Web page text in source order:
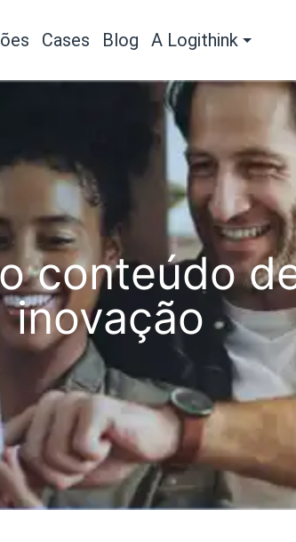
Cases Blog A Logithink
conteúdo
inovação